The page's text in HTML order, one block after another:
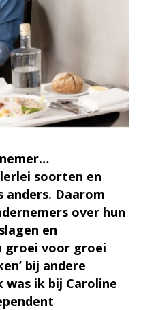
soorten en
anders. Daarom
over hun
en
groei voor groei
bij andere
was ik bij Caroline